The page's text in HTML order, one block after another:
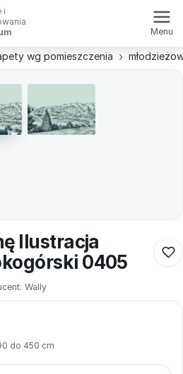
i
Menu
wg pomieszczenia
Ilustracja
0405
Wally
do 450 cm